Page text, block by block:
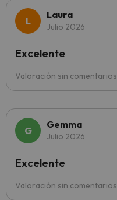
Laura
Julio 2026
Valoración sin comentarios
Excelente
Gemma
Julio 2026
Valoración sin comentarios
Excelente